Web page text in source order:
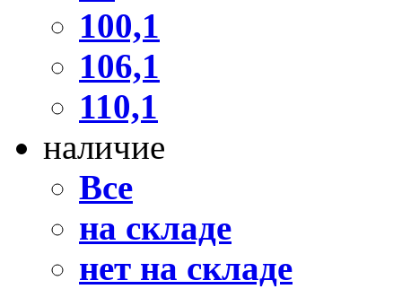
100,1
106,1
110,1
наличие
Все
на складе
нет на складе